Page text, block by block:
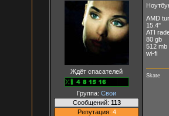
Ждёт спасателей
Группа: Свои
Сообщений: 113
Репутация: 4
AMD
15.4"
ATI
80 gb
512 mb
wi-fi
Skate